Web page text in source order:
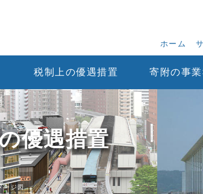
ホーム
税制上の優遇措置 寄附の事
優遇措置